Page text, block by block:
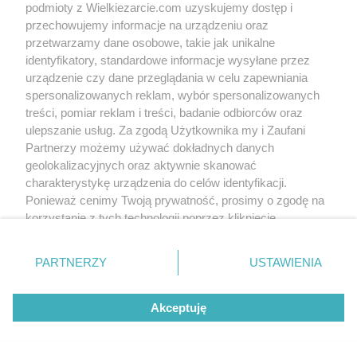
Nothing was found
Write to us Terms of use Cookies policy Privacy policy
podmioty z Wielkiezarcie.com uzyskujemy dostęp i
przechowujemy informacje na urządzeniu oraz
przetwarzamy dane osobowe, takie jak unikalne
identyfikatory, standardowe informacje wysyłane przez
urządzenie czy dane przeglądania w celu zapewniania
spersonalizowanych reklam, wybór spersonalizowanych
treści, pomiar reklam i treści, badanie odbiorców oraz
ulepszanie usług. Za zgodą Użytkownika my i Zaufani
Partnerzy możemy używać dokładnych danych
geolokalizacyjnych oraz aktywnie skanować
charakterystykę urządzenia do celów identyfikacji.
Ponieważ cenimy Twoją prywatność, prosimy o zgodę na
korzystanie z tych technologii poprzez kliknięcie
zmienić/wycofać klikając przycisk ustawień prywatności
znajdujący się w lewym dolnym rogu strony
rodzaje przetwarzania danych nie wymagają zgody
użytkownika, ale masz prawo sprzeciwić się takiemu
przetwarzaniu. Preferencje będą miały zastosowania tylko
PARTNERZY USTAWIENIA
Akceptuję